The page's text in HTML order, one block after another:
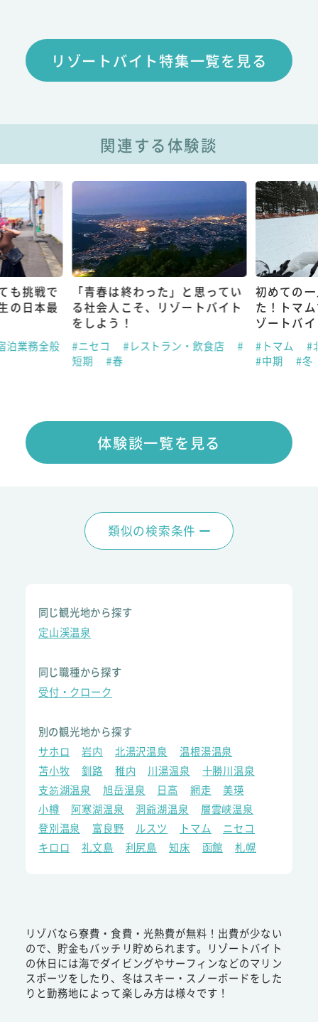
リゾートバイト特集一覧を見る
関連する体験談
も挑戦で
の日本最
泊業務全般
「青春は終わった」と思ってい
る社会人こそ、リゾートバイト
をしよう！
#ニセコ #レストラン・飲食店
#
短期
#春
初めての
た！トマ
ゾートバ
#トマム
#
#中期
#冬
体験談一覧を見る
類似の検索条件
同じ観光地から探す
定山渓温泉
同じ職種から探す
受付・クローク
別の観光地から探す
サホロ
岩内 北湯沢温泉
温根湯温泉
苫小牧
釧路 稚内 川湯温泉
十勝川温泉
支笏湖温泉
旭岳温泉 日高 網走
美瑛
小樽
阿寒湖温泉 洞爺湖温泉
層雲峡温泉
登別温泉
富良野 ルスツ トマム
ニセコ
キロロ
礼文島 利尻島 知床 函館 札幌
リゾバなら寮費・食費・光熱費が無料！出費が少ない
ので、貯金もバッチリ貯められます。リゾートバイト
の休日には海でダイビングやサーフィンなどのマリン
スポーツをしたり、冬はスキー・スノーボードをした
りと勤務地によって楽しみ方は様々です！